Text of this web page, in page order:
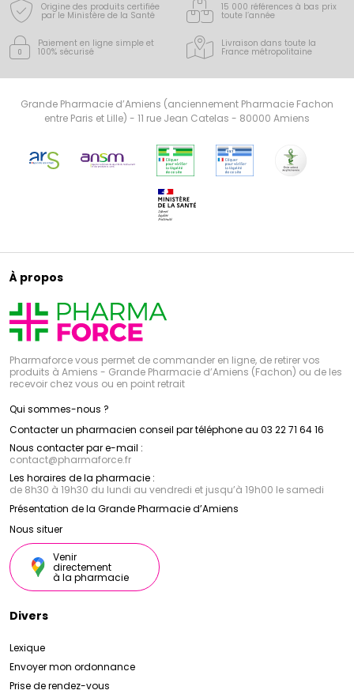
Origine des produits certifiée
par le Ministère de la Santé
15 000 références à bas prix
toute l’année
Paiement en ligne simple et
100% sécurisé
Livraison dans toute la
France métropolitaine
Grande Pharmacie d’Amiens (anciennement Pharmacie Fachon
entre Paris et Lille) - 11 rue Jean Catelas - 80000 Amiens
À propos
Pharmaforce vous permet de commander en ligne, de retirer vos
produits à Amiens - Grande Pharmacie d’Amiens (Fachon) ou de les
recevoir chez vous ou en point retrait
Qui sommes-nous ?
Contacter un pharmacien conseil par téléphone au 03 22 71 64 16
Nous contacter par e-mail :
contact@pharmaforce.fr
Les horaires de la pharmacie :
de 8h30 à 19h30 du lundi au vendredi et jusqu’à 19h00 le samedi
Présentation de la Grande Pharmacie d’Amiens
Nous situer
Venir
directement
à la pharmacie
Divers
Lexique
Envoyer mon ordonnance
Prise de rendez-vous